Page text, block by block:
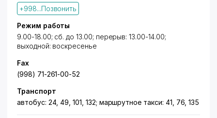
+998...Позвонить
Режим работы
9.00-18.00; сб. до 13.00; перерыв: 13.00-14.00;
выходной: воскресенье
Fax
(998) 71-261-00-52
Транспорт
автобус: 24, 49, 101, 132; маршрутное такси: 41, 76, 135